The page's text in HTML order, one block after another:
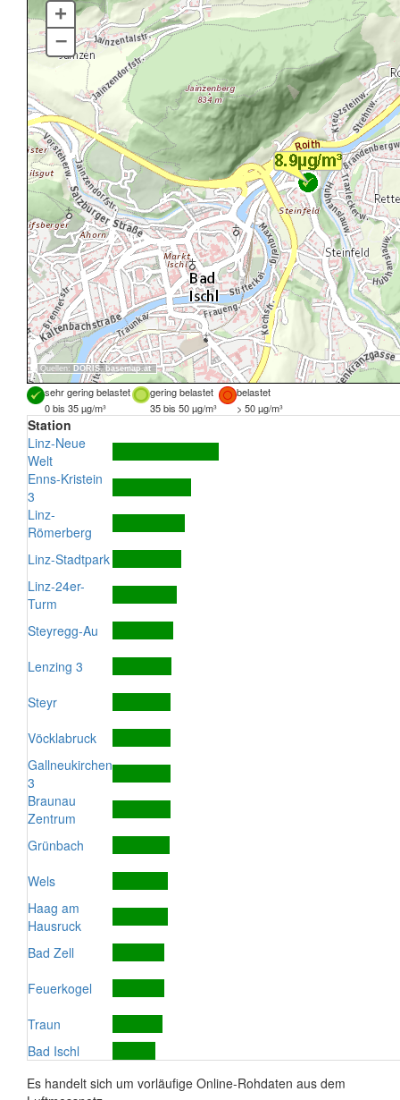
Quellen: DORIS, basemap.at
+
–
sehr gering belastet gering belastet
belastet
0 bis 35 µg/m³
35 bis 50 µg/m³ > 50 µg/m³
Station
Linz-Neue
Welt
Enns-Kristein
3
Linz-
Römerberg
Linz-Stadtpark
Linz-24er-
Turm
Steyregg-Au
Lenzing 3
Steyr
Vöcklabruck
Gallneukirchen
3
Braunau
Zentrum
Grünbach
Wels
Haag am
Hausruck
Bad Zell
Feuerkogel
Traun
Bad Ischl
Es handelt sich um vorläufige Online-Rohdaten aus dem